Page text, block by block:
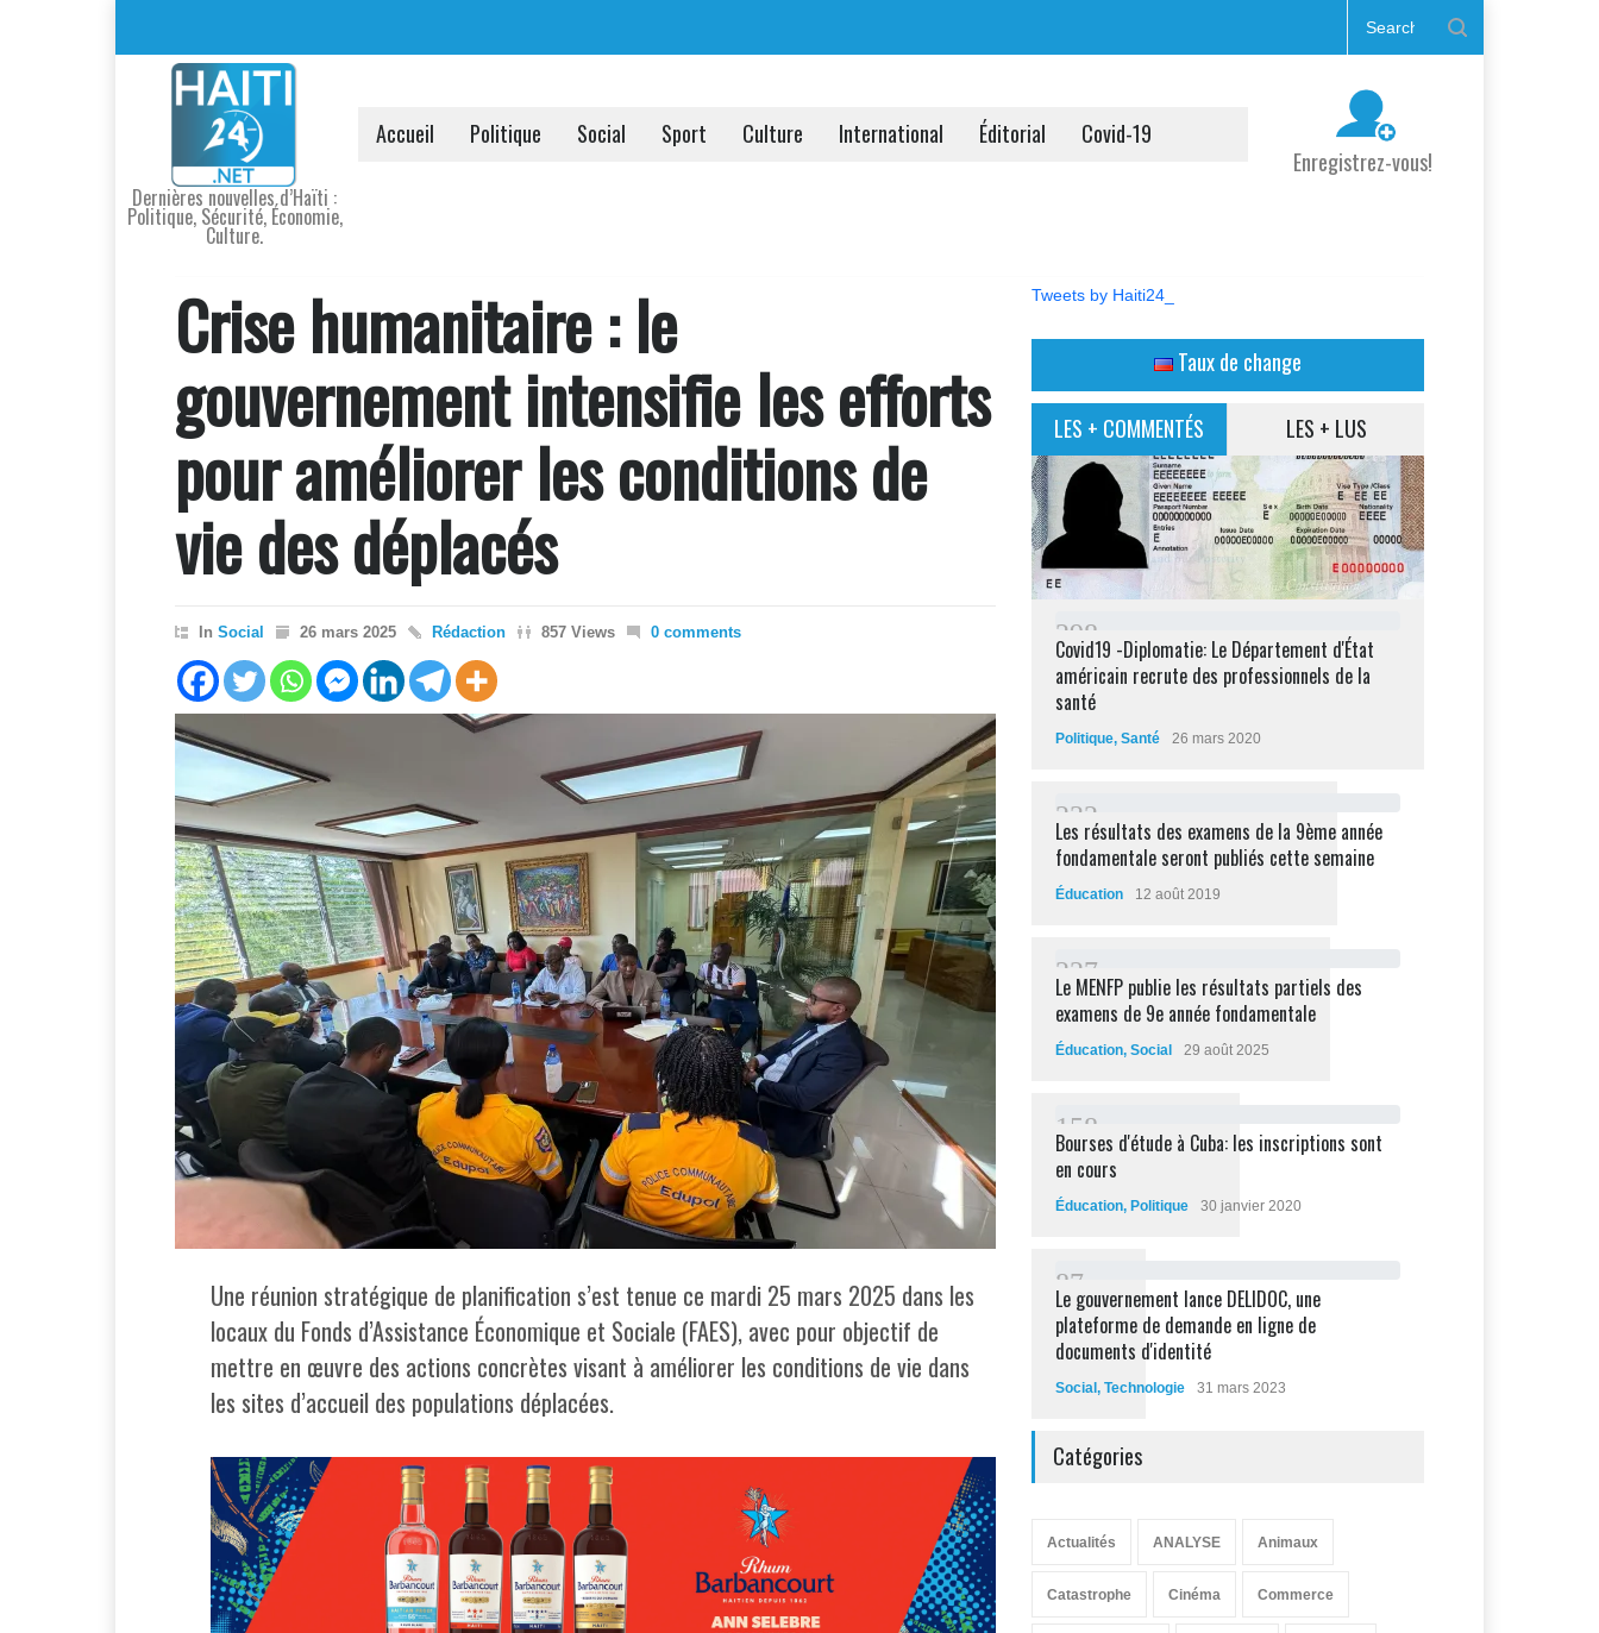
Dernières nouvelles d’Haïti :
Politique, Sécurité, Économie,
Culture.
Accueil Politique Social Sport Culture International Éditorial
Covid-19
Enregistrez-vous!
Crise humanitaire : le
gouvernement intensifie les efforts
pour améliorer les conditions de
vie des déplacés
In Social 26 mars 2025 Rédaction 857 Views 0 comments
Une réunion stratégique de planification s’est tenue ce mardi 25 mars 2025 dans les
locaux du Fonds d’Assistance Économique et Sociale (FAES), avec pour objectif de
mettre en œuvre des actions concrètes visant à améliorer les conditions de vie dans
les sites d’accueil des populations déplacées.
Tweets by Haiti24_
Taux de change
LES + COMMENTÉS LES + LUS
298
Covid19 -Diplomatie: Le Département d'État
américain recrute des professionnels de la
santé
Politique, Santé 26 mars 2020
232
Les résultats des examens de la 9ème année
fondamentale seront publiés cette semaine
Éducation 12 août 2019
227
Le MENFP publie les résultats partiels des
examens de 9e année fondamentale
Éducation, Social 29 août 2025
1 58
Bourses d'étude à Cuba: les inscriptions sont
en cours
Éducation, Politique 30 janvier 2020
87
Le gouvernement lance DELIDOC, une
plateforme de demande en ligne de
documents d'identité
Social , Technologie 31 mars 2023
Catégories
Actualités ANALYSE Animaux
Catastrophe Cinéma Commerce